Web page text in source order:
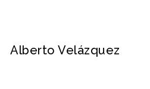
Alberto Velázquez